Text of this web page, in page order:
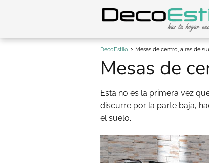
DecoEstilo Mesas de centro, a ras de
Mesas de
Esta no es la primera vez
discurre por la parte baja,
el suelo.